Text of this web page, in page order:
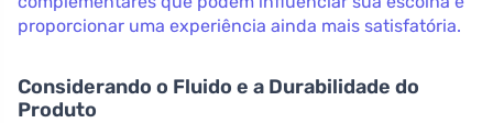
proporcionar uma experiência ainda mais satisfatória.
Considerando o Fluido e a Durabilidade do
Produto